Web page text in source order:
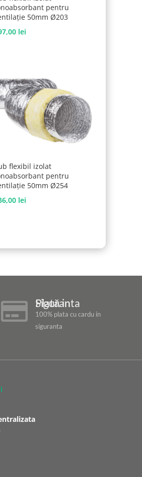
pentru
50mm Ø203
lei
flexibil izolat
pentru
50mm Ø254
lei
 Plată in Siguranta
100% plata cu cardu in
siguranta